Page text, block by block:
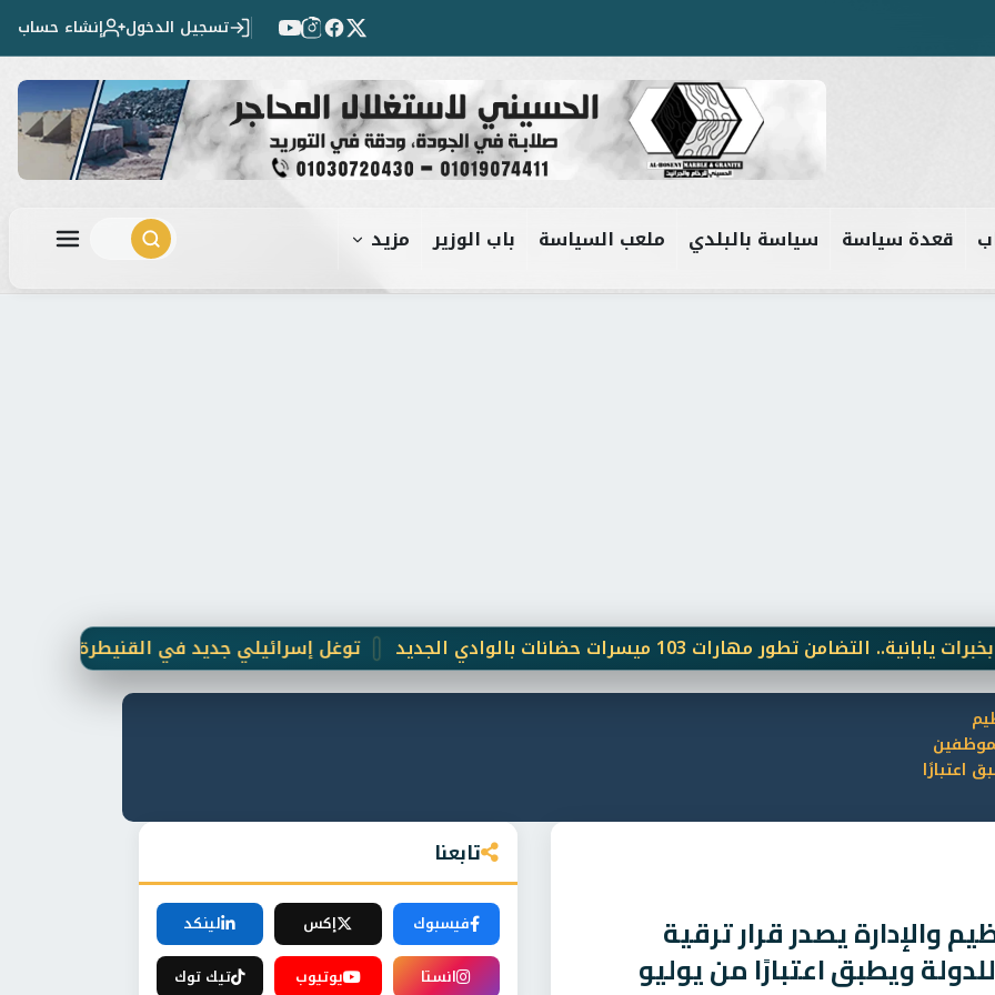
تسجيل الدخول إنشاء حساب
قعدة سياسة سياسة بالبلدي ملعب السياسة باب الوزير مزيد
توغل إسرائيلي جديد في القنيطرة السورية ونصب تطور مهارات 103 ميسرات حضانات بالوادي الجديد
اعتبارًا
والإدارة يصدر قرار ترقية
ويطبق اعتبارًا من يوليو
تابعنا
فيسبوك إكس
لينكد
انستا
يوتيوب تيك توك